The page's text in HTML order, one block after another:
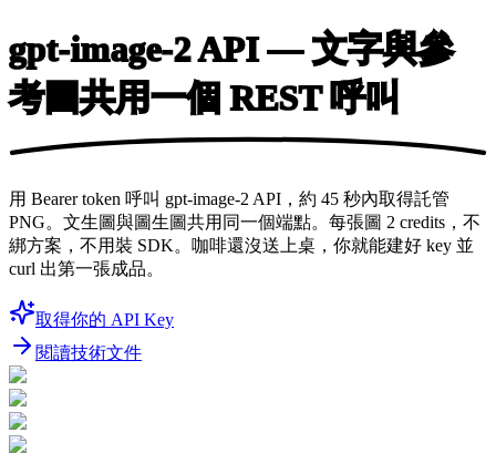
gpt-image-2 API — 文字與參
考圖共用一個 REST 呼叫
用 Bearer token 呼叫 gpt-image-2 API，約 45 秒內取得託管
PNG。文生圖與圖生圖共用同一個端點。每張圖 2 credits，不
綁方案，不用裝 SDK。咖啡還沒送上桌，你就能建好 key 並
curl 出第一張成品。
取得你的 API Key
閱讀技術文件